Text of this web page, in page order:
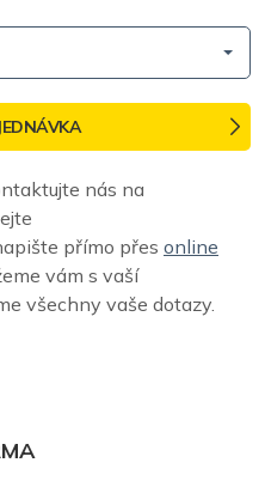
nás na
přímo přes online
vám s vaší
všechny vaše dotazy.